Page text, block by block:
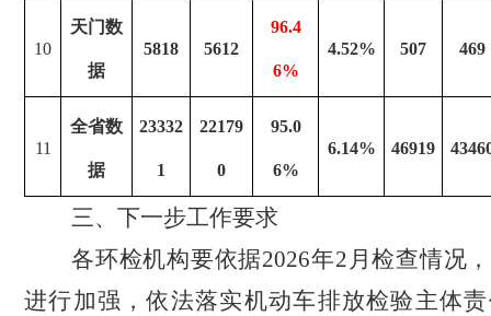
10
天门数
据
5818 5612
96.4
6%
4.52% 507 469
11
全省数
据
23332
1
22179
0
95.0
6%
6.14% 46919
三、下一步工作要求
各环检机构要依据2026年2月检查情况
进行加强，依法落实机动车排放检验主体